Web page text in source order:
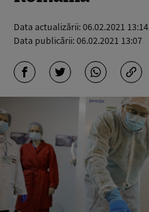
Data actualizării:06.02.2021 13:14
Data publicării:06.02.2021 13:07